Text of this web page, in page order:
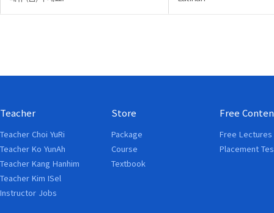
Teacher
Teacher Choi YuRi
Teacher Ko YunAh
Teacher Kang Hanhim
Teacher Kim ISel
Instructor Jobs
Store
Package
Course
Textbook
Free
Free Lectures
Placement